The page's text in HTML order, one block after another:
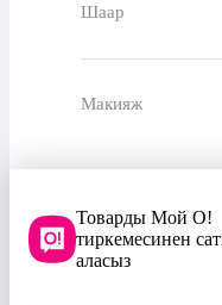
Шаар
Макияж
Товарды Мой О!
тиркемесинен
аласыз